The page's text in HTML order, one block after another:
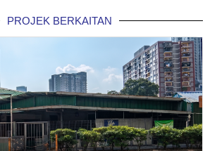
PROJEK BERKAITAN